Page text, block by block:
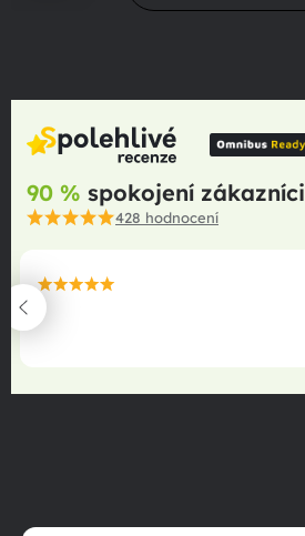
90 % spokojení zákazníci
428 hodnocení
maximální spokojenost
22.06.2025